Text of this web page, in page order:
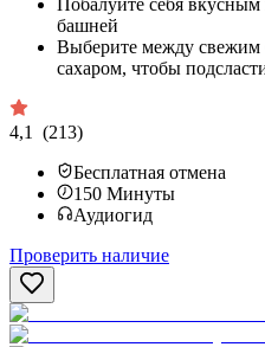
башней
Выберите между свежим
сахаром, чтобы
4,1
(213)
Бесплатная отмена
150 Минуты
Аудиогид
Проверить наличие